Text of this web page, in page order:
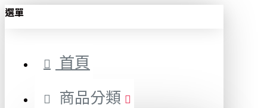
選單
首頁
商品分類